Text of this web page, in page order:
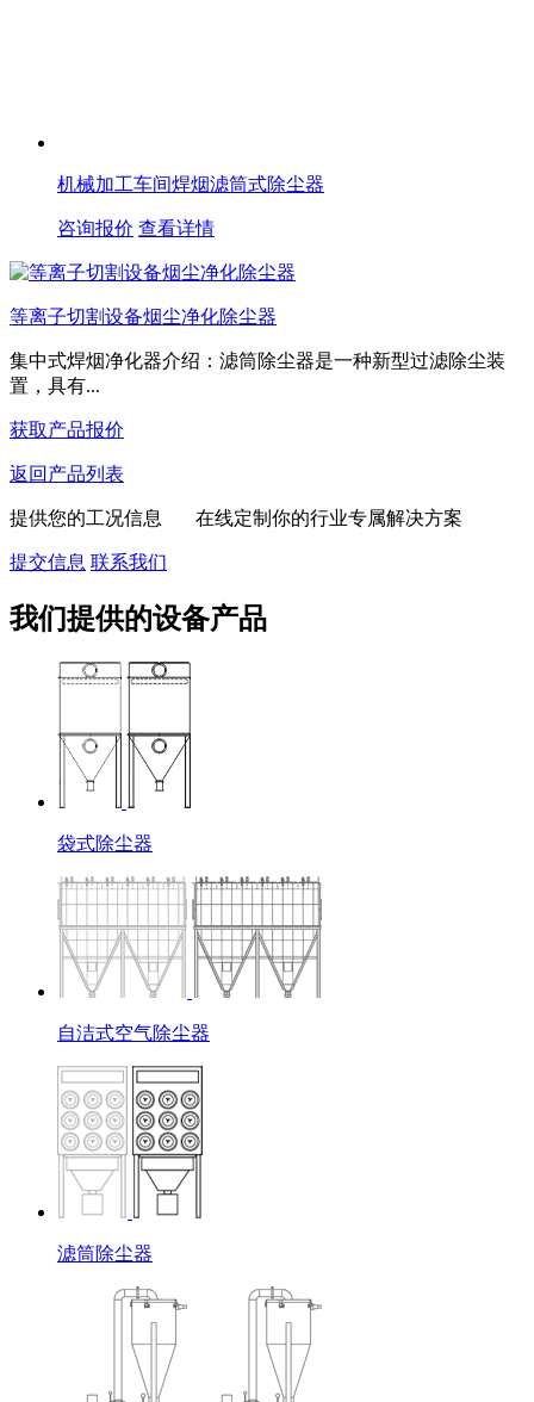
机械加工车间焊烟滤筒式除尘器
咨询报价 查看详情
等离子切割设备烟尘净化除尘器
集中式焊烟净化器介绍：滤筒除尘器是一种新型过滤除尘装
置，具有...
获取产品报价
返回产品列表
提供您的工况信息 在线定制你的行业专属解决方案
提交信息 联系我们
我们提供的设备产品
袋式除尘器
自洁式空气除尘器
滤筒除尘器